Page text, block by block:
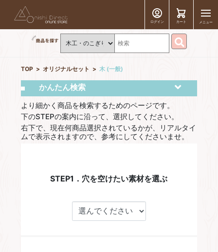
ログイン カート メニュー
TOP オリジナルセット ⽊ (⼀般)
かんたん検索
より細かく商品を検索するためのページです。
下のSTEPの案内に沿って、選択してください。
右下で、現在何商品選択されているかが、リアルタイ
ムで表示されますので、参考にしてくださいませ。
STEP1．穴を空けたい素材を選ぶ